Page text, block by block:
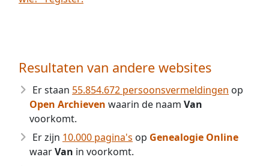
Resultaten van andere websites
Er staan 55.854.672 persoonsvermeldingen op
Open Archieven waarin de naam Van
voorkomt.
Er zijn 10.000 pagina's op Genealogie Online
waarVan in voorkomt.